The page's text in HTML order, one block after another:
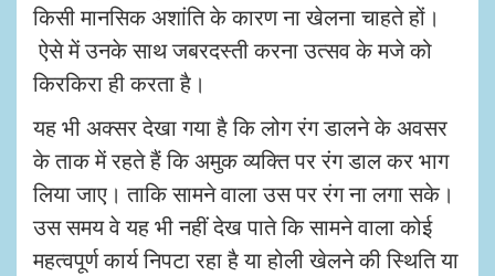
किसी मानसिक अशांति के कारण ना खेलना चाहते हों।
ऐसे में उनके साथ जबरदस्ती करना उत्सव के मजे को
किरकिरा ही करता है।
यह भी अक्सर देखा गया है कि लोग रंग डालने के अवसर
के ताक में रहते हैं कि अमुक व्यक्ति पर रंग डाल कर भाग
लिया जाए। ताकि सामने वाला उस पर रंग ना लगा सके।
उस समय वे यह भी नहीं देख पाते कि सामने वाला कोई
महत्वपूर्ण कार्य निपटा रहा है या होली खेलने की स्थिति या